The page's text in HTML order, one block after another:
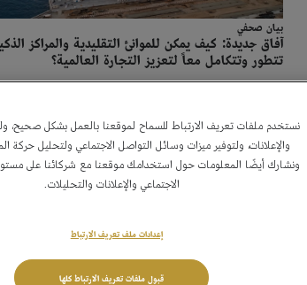
بيان صحفي
آفاق جديدة: كيف يمكن للموانئ التقليدية والمراكز
تتطور وتتكامل معاً لتعزيز التجارة العالمية؟
نستخدم ملفات تعريف الارتباط للسماح لموقعنا بالعمل بشكل
والإعلانات، ولتوفير ميزات وسائل التواصل الاجتماعي ولتحليل حركة
ونشارك أيضًا المعلومات حول استخدامك موقعنا مع شركائنا على
الاجتماعي والإعلانات والتحليلات.
قبول ملفات تعريف الارتباط كلها
إعدادات ملف تعريف الارتباط